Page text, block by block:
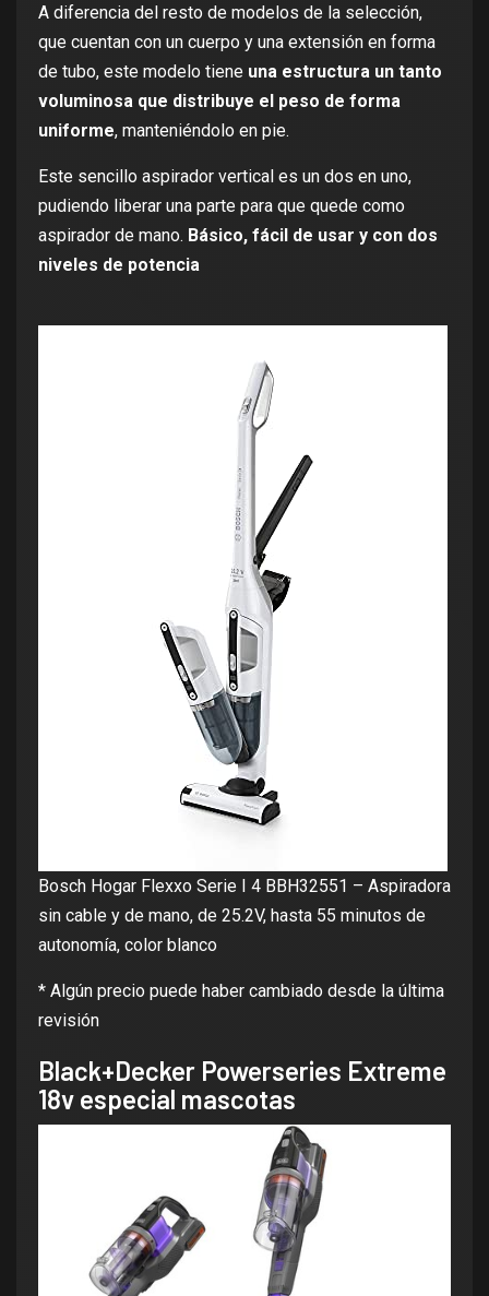
A diferencia del resto de modelos de la selección,
que cuentan con un cuerpo y una extensión en forma
de tubo, este modelo tiene una estructura un tanto
voluminosa que distribuye el peso de forma
uniforme, manteniéndolo en pie.
Este sencillo aspirador vertical es un dos en uno,
pudiendo liberar una parte para que quede como
aspirador de mano. Básico, fácil de usar y con dos
niveles de potencia
Bosch Hogar Flexxo Serie I 4 BBH32551 – Aspiradora
sin cable y de mano, de 25.2V, hasta 55 minutos de
autonomía, color blanco
* Algún precio puede haber cambiado desde la última
revisión
Black+Decker Powerseries Extreme
18v especial mascotas